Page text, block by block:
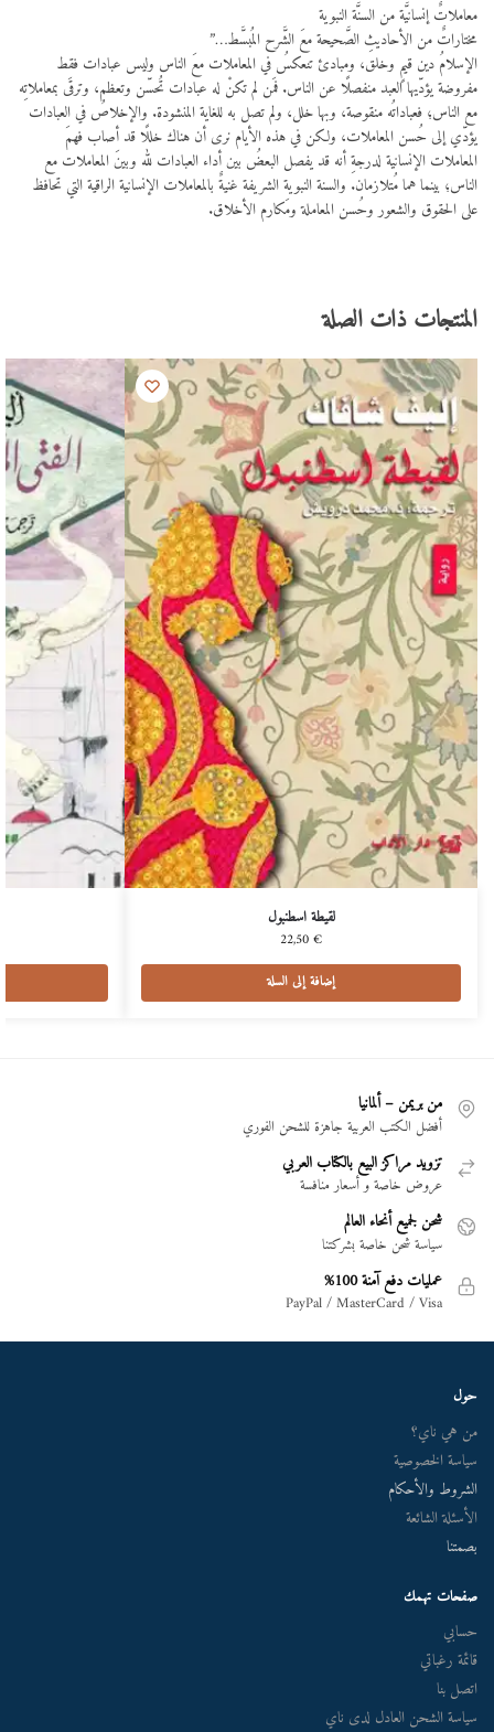
معاملاتٌ إنسانيَّة من السنَّة النبوية
مختاراتٌ من الأحاديثِ الصَّحيحة معَ الشَّرح المُبسَّط…”
الإسلامُ دين قيمٍ وخلق، ومبادئ تنعكسُ في المعاملات معَ الناس وليس عبادات فقط
مفروضة يؤدّيها العبد منفصلًا عن الناس. فمَن لم تكنْ له عبادات تُحسّن وتعظم، وترقَى بمعاملاتِه
مع الناس؛ فعباداتُه منقوصة، وبها خلل، ولم تصل به للغاية المنشودة. والإخلاصُ في العبادات
يؤدّي إلى حُسن المعاملات، ولكن في هذه الأيام نرى أن هناك خللًا قد أصاب فهمَ
المعاملات الإنسانية لدرجةِ أنه قد يفصل البعضُ بين أداء العبادات لله وبينَ المعاملات مع
الناس؛ بينما هما مُتلازمان. والسنة النبوية الشريفة غنيةٌ بالمعاملات الإنسانية الراقية التي تحافظ
على الحقوق والشعور وحُسن المعاملة ومَكارم الأخلاق.
المنتجات ذات الصلة
لقيطة اسطنبول
22,50€
إضافة إلى السلة
من بريمن – ألمانيا
أفضل الكتب العربية جاهزة للشحن الفوري
تزويد مراكز البيع بالكتاب العربي
عروض خاصة و أسعار منافسة
شحن لجميع أنحاء العالم
سياسة شحن خاصة بشركتنا
عمليات دفع آمنة 100%
PayPal / MasterCard / Visa
حول
من هي ناي؟
سياسة الخصوصية
الشروط والأحكام
الأسئلة الشائعة
بصمتنا
صفحات تهمك
حسابي
قائمة رغباتي
اتصل بنا
سياسة الشحن العادل لدى ناي